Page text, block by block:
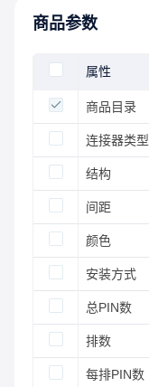
商品参数
属性
商品目录
连接器类型
结构
间距
颜色
安装方式
总PIN数
排数
每排PIN数